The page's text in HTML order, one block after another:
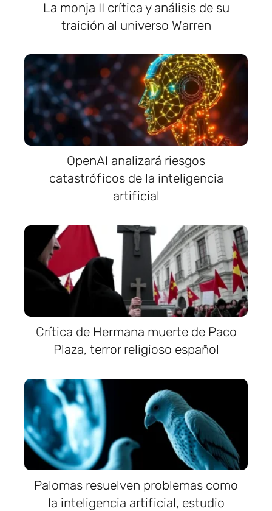
La monja II crítica y análisis de su
traición al universo Warren
OpenAI analizará riesgos
catastróficos de la inteligencia
artificial
Crítica de Hermana muerte de Paco
Plaza, terror religioso español
Palomas resuelven problemas como
la inteligencia artificial, estudio